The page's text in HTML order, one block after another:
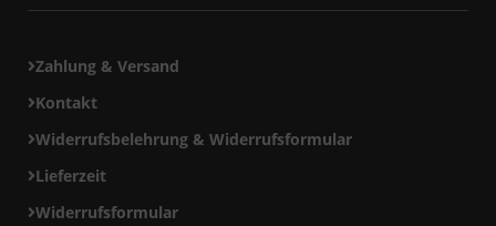
Zahlung & Versand
Kontakt
Widerrufsbelehrung & Widerrufsformular
Lieferzeit
Widerrufsformular